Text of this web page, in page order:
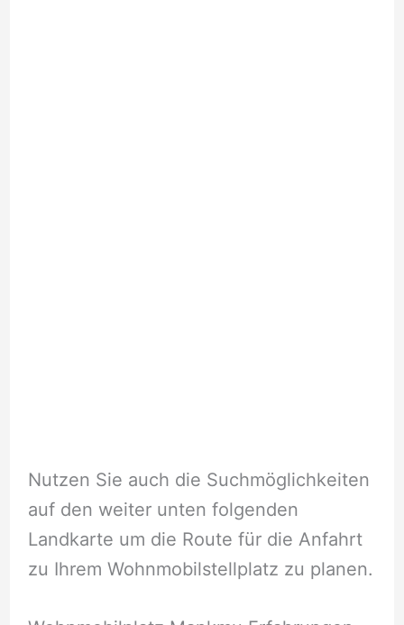
Nutzen Sie auch die Suchmöglichkeiten
auf den weiter unten folgenden
Landkarte um die Route für die Anfahrt
zu Ihrem Wohnmobilstellplatz zu planen.